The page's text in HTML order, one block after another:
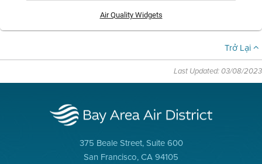
Air Quality Widgets
Trở Lại
Last Updated: 03/08/2023
375 Beale Street, Suite 600
San Francisco, CA 94105